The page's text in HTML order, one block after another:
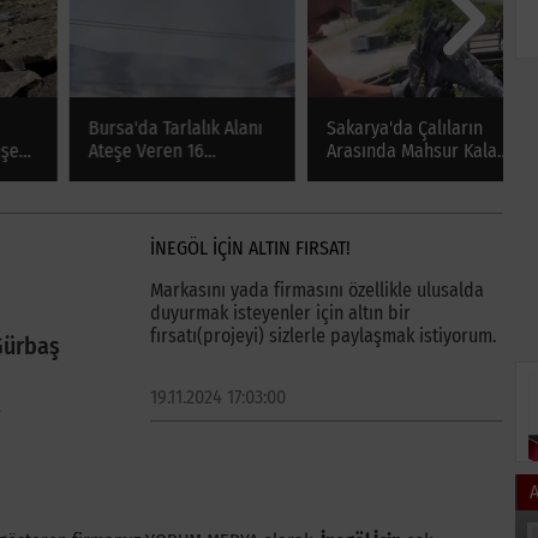
Bursa'da Tarlalık Alanı
Ateşe Veren 16
Yakalandı
Sakarya'da Çalıların
Arasında Mahsur Kalan
İNEGÖL İÇİN ALTIN FIRSAT!
Markasını yada firmasını özellikle ulusalda
duyurmak isteyenler için altın bir
fırsatı(projeyi) sizlerle paylaşmak istiyorum.
19.11.2024 17:03:00